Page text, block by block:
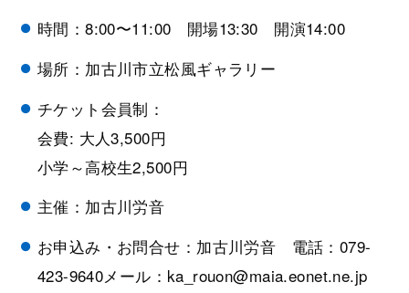
時間：8:00〜11:00 開場13:30 開演14:00
場所：加古川市立松風ギャラリー
チケット会員制：
会費: 大人3,500円
小学～高校生2,500円
主催：加古川労音
お申込み・お問合せ：加古川労音 電話：079-
423-9640メール：ka_rouon@maia.eonet.ne.jp